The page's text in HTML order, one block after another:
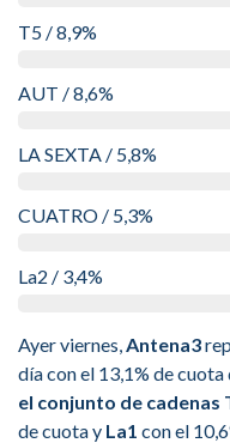
T5 / 8,9%
AUT / 8,6%
LA SEXTA / 5,8%
CUATRO / 5,3%
La2 / 3,4%
Ayer viernes, Antena3
día con el 13,1% de
el conjunto de cadenas
de cuota y La1 con el